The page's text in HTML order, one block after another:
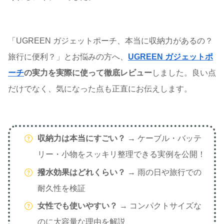
「UGREEN ガジェットポーチ、本当に収納力があるの？
旅行に便利？」とお悩みの方へ、 UGREEN ガジェットポ
ーチの実力を実際に使って徹底レビューしました。良い点
だけでなく、気になった点も正直にお伝えします。
収納力は本当にすごい？ → ケーブル・バッテ
リー・小物をスッキリ整理できる実例を公開！
撥水効果はどれくらい？ → 雨の日や旅行での
耐久性を検証
女性でも使いやすい？ → コンパクトサイズな
のに大容量な理由を解説